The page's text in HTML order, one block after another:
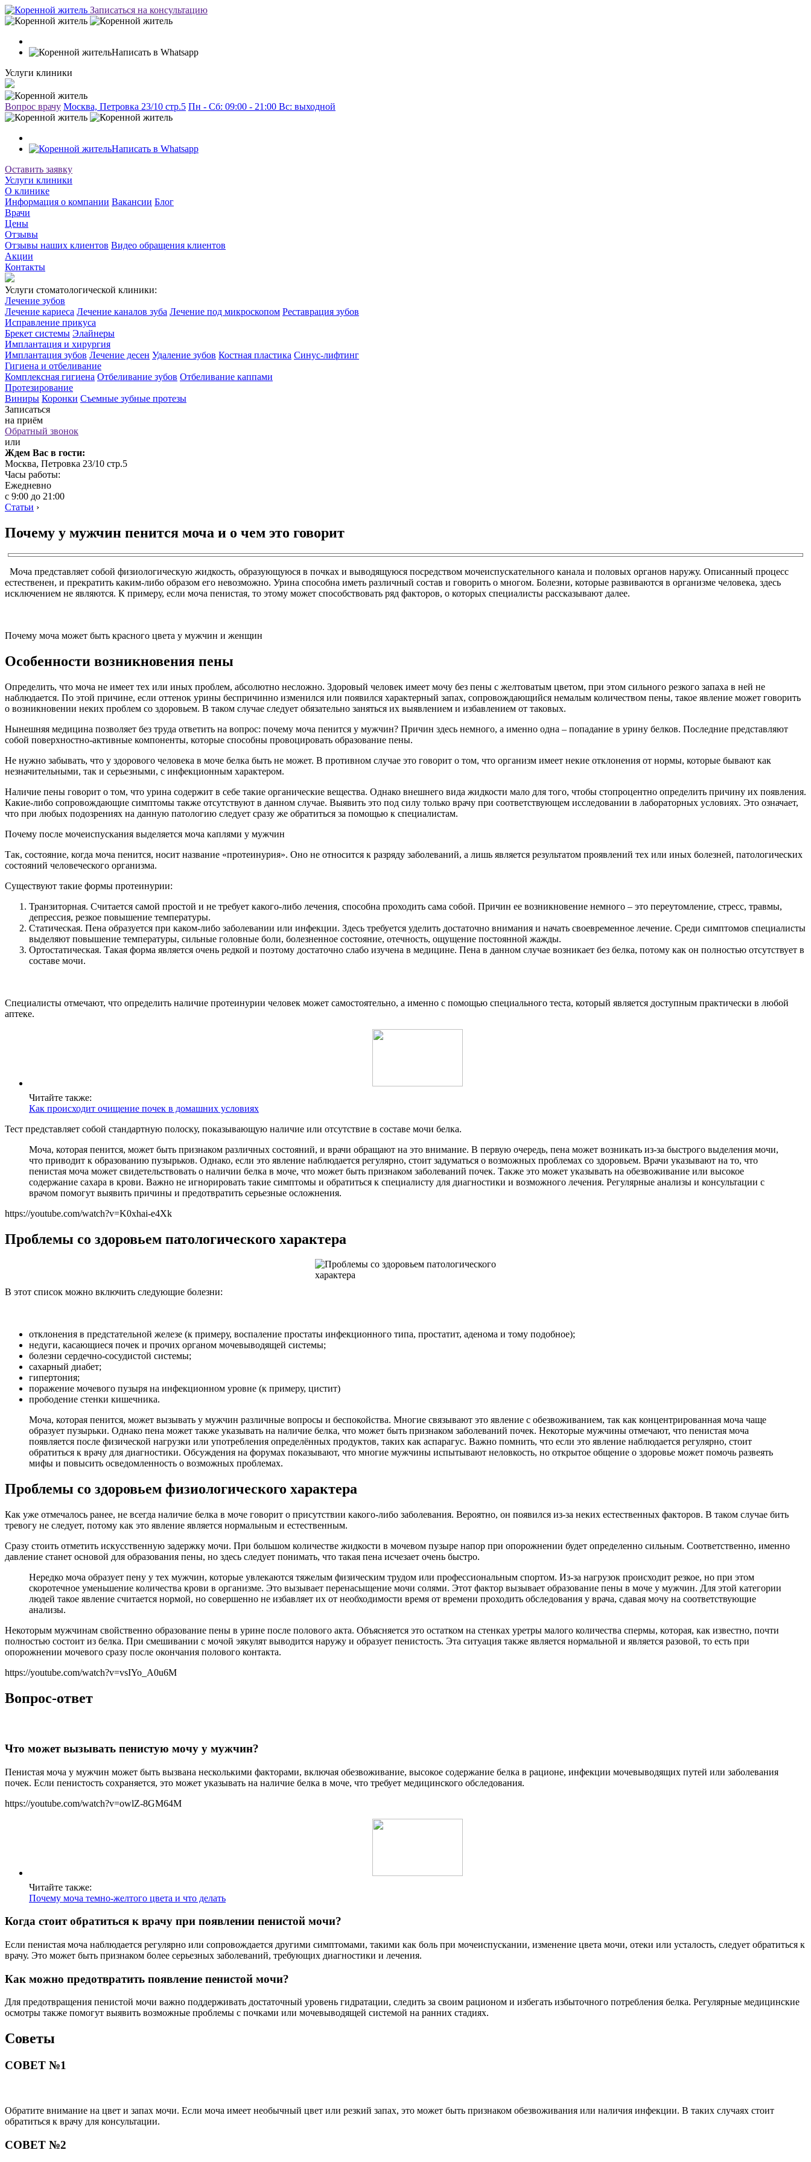
Записаться на консультацию
Написать в Whatsapp
Услуги клиники
Вопрос врачу Москва, Петровка 23/10 стр.5 Пн - Сб: 09:00 - 21:00 Вc: выходной
Написать в Whatsapp
Оставить заявку
Услуги клиники
О клинике
Информация о компании Вакансии Блог
Врачи
Цены
Отзывы
Отзывы наших клиентов Видео обращения клиентов
Акции
Контакты
Услуги стоматологической клиники:
Лечение зубов
Лечение кариеса Лечение каналов зуба Лечение под микроскопом Реставрация зубов
Исправление прикуса
Брекет системы Элайнеры
Имплантация и хирургия
Имплантация зубов Лечение десен Удаление зубов Костная пластика Синус-лифтинг
Гигиена и отбеливание
Комплексная гигиена Отбеливание зубов Отбеливание каппами
Протезирование
Виниры Коронки Съемные зубные протезы
Записаться
на приём
Обратный звонок
или
Ждем Вас в гости:
Москва, Петровка 23/10 стр.5
Часы работы:
Ежедневно
с 9:00 до 21:00
Статьи ›
Почему у мужчин пенится моча и о чем это говорит
Моча представляет собой физиологическую жидкость, образующуюся в почках и выводящуюся посредством мочеиспускательного канала и половых органов наружу. Описанный процесс
естественен, и прекратить каким-либо образом его невозможно. Урина способна иметь различный состав и говорить о многом. Болезни, которые развиваются в организме человека, здесь
исключением не являются. К примеру, если моча пенистая, то этому может способствовать ряд факторов, о которых специалисты рассказывают далее.
Почему моча может быть красного цвета у мужчин и женщин
Особенности возникновения пены
Определить, что моча не имеет тех или иных проблем, абсолютно несложно. Здоровый человек имеет мочу без пены с желтоватым цветом, при этом сильного резкого запаха в ней не
наблюдается. По этой причине, если оттенок урины беспричинно изменился или появился характерный запах, сопровождающийся немалым количеством пены, такое явление может говорить
о возникновении неких проблем со здоровьем. В таком случае следует обязательно заняться их выявлением и избавлением от таковых.
Нынешняя медицина позволяет без труда ответить на вопрос: почему моча пенится у мужчин? Причин здесь немного, а именно одна – попадание в урину белков. Последние представляют
собой поверхностно-активные компоненты, которые способны провоцировать образование пены.
Не нужно забывать, что у здорового человека в моче белка быть не может. В противном случае это говорит о том, что организм имеет некие отклонения от нормы, которые бывают как
незначительными, так и серьезными, с инфекционным характером.
Наличие пены говорит о том, что урина содержит в себе такие органические вещества. Однако внешнего вида жидкости мало для того, чтобы стопроцентно определить причину их появления.
Какие-либо сопровождающие симптомы также отсутствуют в данном случае. Выявить это под силу только врачу при соответствующем исследовании в лабораторных условиях. Это означает,
что при любых подозрениях на данную патологию следует сразу же обратиться за помощью к специалистам.
Почему после мочеиспускания выделяется моча каплями у мужчин
Так, состояние, когда моча пенится, носит название «протеинурия». Оно не относится к разряду заболеваний, а лишь является результатом проявлений тех или иных болезней, патологических
состояний человеческого организма.
Существуют такие формы протеинурии:
Транзиторная. Считается самой простой и не требует какого-либо лечения, способна проходить сама собой. Причин ее возникновение немного – это переутомление, стресс, травмы,
депрессия, резкое повышение температуры.
Статическая. Пена образуется при каком-либо заболевании или инфекции. Здесь требуется уделить достаточно внимания и начать своевременное лечение. Среди симптомов специалисты
выделяют повышение температуры, сильные головные боли, болезненное состояние, отечность, ощущение постоянной жажды.
Ортостатическая. Такая форма является очень редкой и поэтому достаточно слабо изучена в медицине. Пена в данном случае возникает без белка, потому как он полностью отсутствует в
составе мочи.
Специалисты отмечают, что определить наличие протеинурии человек может самостоятельно, а именно с помощью специального теста, который является доступным практически в любой
аптеке.
Читайте также:
Как происходит очищение почек в домашних условиях
Тест представляет собой стандартную полоску, показывающую наличие или отсутствие в составе мочи белка.
Моча, которая пенится, может быть признаком различных состояний, и врачи обращают на это внимание. В первую очередь, пена может возникать из-за быстрого выделения мочи,
что приводит к образованию пузырьков. Однако, если это явление наблюдается регулярно, стоит задуматься о возможных проблемах со здоровьем. Врачи указывают на то, что
пенистая моча может свидетельствовать о наличии белка в моче, что может быть признаком заболеваний почек. Также это может указывать на обезвоживание или высокое
содержание сахара в крови. Важно не игнорировать такие симптомы и обратиться к специалисту для диагностики и возможного лечения. Регулярные анализы и консультации с
врачом помогут выявить причины и предотвратить серьезные осложнения.
https://youtube.com/watch?v=K0xhai-e4Xk
Проблемы со здоровьем патологического характера
В этот список можно включить следующие болезни:
отклонения в предстательной железе (к примеру, воспаление простаты инфекционного типа, простатит, аденома и тому подобное);
недуги, касающиеся почек и прочих органом мочевыводящей системы;
болезни сердечно-сосудистой системы;
сахарный диабет;
гипертония;
поражение мочевого пузыря на инфекционном уровне (к примеру, цистит)
прободение стенки кишечника.
Моча, которая пенится, может вызывать у мужчин различные вопросы и беспокойства. Многие связывают это явление с обезвоживанием, так как концентрированная моча чаще
образует пузырьки. Однако пена может также указывать на наличие белка, что может быть признаком заболеваний почек. Некоторые мужчины отмечают, что пенистая моча
появляется после физической нагрузки или употребления определённых продуктов, таких как аспарагус. Важно помнить, что если это явление наблюдается регулярно, стоит
обратиться к врачу для диагностики. Обсуждения на форумах показывают, что многие мужчины испытывают неловкость, но открытое общение о здоровье может помочь развеять
мифы и повысить осведомленность о возможных проблемах.
Проблемы со здоровьем физиологического характера
Как уже отмечалось ранее, не всегда наличие белка в моче говорит о присутствии какого-либо заболевания. Вероятно, он появился из-за неких естественных факторов. В таком случае бить
тревогу не следует, потому как это явление является нормальным и естественным.
Сразу стоить отметить искусственную задержку мочи. При большом количестве жидкости в мочевом пузыре напор при опорожнении будет определенно сильным. Соответственно, именно
давление станет основой для образования пены, но здесь следует понимать, что такая пена исчезает очень быстро.
Нередко моча образует пену у тех мужчин, которые увлекаются тяжелым физическим трудом или профессиональным спортом. Из-за нагрузок происходит резкое, но при этом
скоротечное уменьшение количества крови в организме. Это вызывает перенасыщение мочи солями. Этот фактор вызывает образование пены в моче у мужчин. Для этой категории
людей такое явление считается нормой, но совершенно не избавляет их от необходимости время от времени проходить обследования у врача, сдавая мочу на соответствующие
анализы.
Некоторым мужчинам свойственно образование пены в урине после полового акта. Объясняется это остатком на стенках уретры малого количества спермы, которая, как известно, почти
полностью состоит из белка. При смешивании с мочой эякулят выводится наружу и образует пенистость. Эта ситуация также является нормальной и является разовой, то есть при
опорожнении мочевого сразу после окончания полового контакта.
https://youtube.com/watch?v=vsIYo_A0u6M
Вопрос-ответ
Что может вызывать пенистую мочу у мужчин?
Пенистая моча у мужчин может быть вызвана несколькими факторами, включая обезвоживание, высокое содержание белка в рационе, инфекции мочевыводящих путей или заболевания
почек. Если пенистость сохраняется, это может указывать на наличие белка в моче, что требует медицинского обследования.
https://youtube.com/watch?v=owlZ-8GM64M
Читайте также:
Почему моча темно-желтого цвета и что делать
Когда стоит обратиться к врачу при появлении пенистой мочи?
Если пенистая моча наблюдается регулярно или сопровождается другими симптомами, такими как боль при мочеиспускании, изменение цвета мочи, отеки или усталость, следует обратиться к
врачу. Это может быть признаком более серьезных заболеваний, требующих диагностики и лечения.
Как можно предотвратить появление пенистой мочи?
Для предотвращения пенистой мочи важно поддерживать достаточный уровень гидратации, следить за своим рационом и избегать избыточного потребления белка. Регулярные медицинские
осмотры также помогут выявить возможные проблемы с почками или мочевыводящей системой на ранних стадиях.
Советы
СОВЕТ №1
Обратите внимание на цвет и запах мочи. Если моча имеет необычный цвет или резкий запах, это может быть признаком обезвоживания или наличия инфекции. В таких случаях стоит
обратиться к врачу для консультации.
СОВЕТ №2